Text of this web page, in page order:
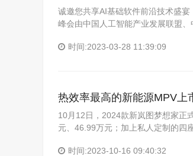
诚邀您共享AI基础软件前沿技术盛
峰会由中国人工智能产业发展联盟
时间:2023-03-28 11:39:09
热效率最高的新能源MPV上
10月12日，2024款新岚图梦想家正
元、46.99万元；加上私人定制的四
时间:2023-10-16 09:40:32